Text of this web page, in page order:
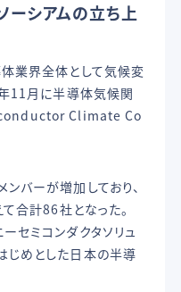
シアムの立ち上
業界全体として気候変
11月に半導体気候関
Climate Co
バーが増加しており、
合計86社となった。
セミコンダクタソリュ
じめとした日本の半導